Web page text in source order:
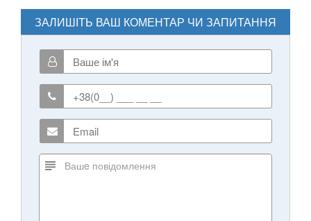
ЗАЛИШІТЬ ВАШ КОМЕНТАР ЧИ ЗАПИТАННЯ